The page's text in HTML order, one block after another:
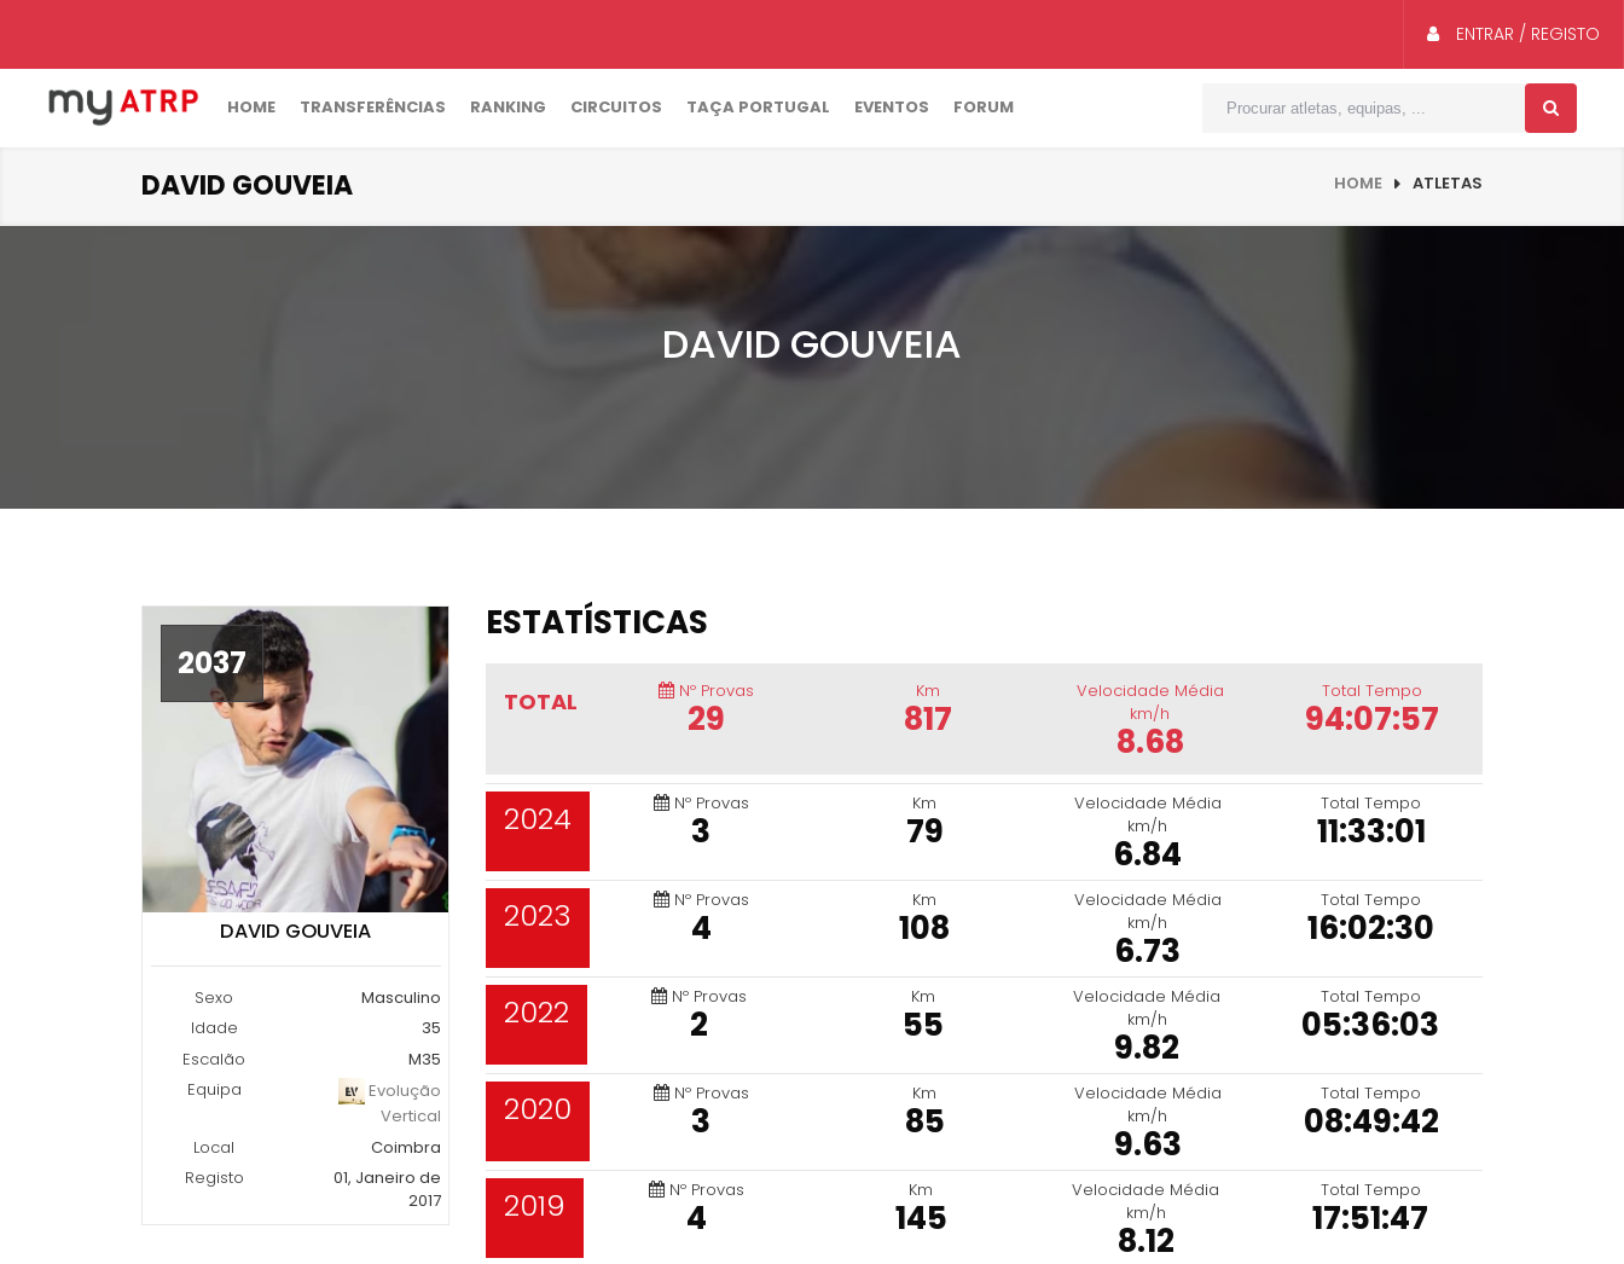
ENTRAR / REGISTO
HOME TRANSFERÊNCIAS RANKING CIRCUITOS TAÇA PORTUGAL EVENTOS FORUM
DAVID GOUVEIA HOME ATLETAS
DAVID GOUVEIA
2037
DAVID GOUVEIA
Sexo
Masculino
Idade
35
Escalão
M35
Equipa
Evolução
Vertical
Local
Coimbra
Registo
01, Janeiro de
2017
ESTATÍSTICAS
TOTAL Nº Provas
29
Km
817
Velocidade Média
km/h
8.68
Total Tempo
94:07:57
2024 Nº Provas
3
Km
79
Velocidade Média
km/h
6.84
Total Tempo
11:33:01
2023 Nº Provas
4
Km
108
Velocidade Média
km/h
6.73
Total Tempo
16:02:30
2022 Nº Provas
2
Km
55
Velocidade Média
km/h
9.82
Total Tempo
05:36:03
2020 Nº Provas
3
Km
85
Velocidade Média
km/h
9.63
Total Tempo
08:49:42
2019 Nº Provas
4
Km
145
Velocidade Média
km/h
8.12
Total Tempo
17:51:47